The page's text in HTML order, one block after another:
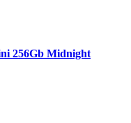
256Gb Midnight